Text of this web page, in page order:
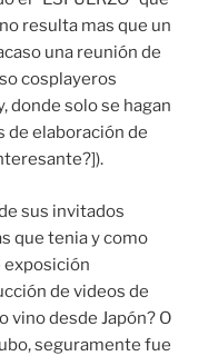
resulta mas que un
una reunión de
cosplayeros
donde solo se hagan
de elaboración de
sus invitados
que tenia y como
exposición
de videos de
vino desde Japón? O
seguramente fue